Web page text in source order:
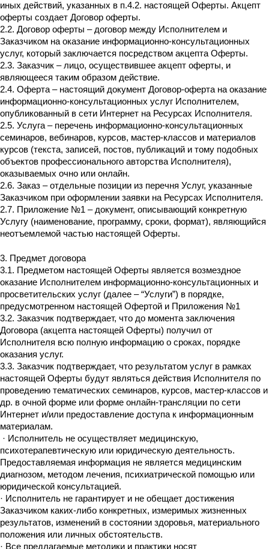
иных действий, указанных в п.4.2. настоящей Оферты. Акцепт
оферты создает Договор оферты.
2.2. Договор оферты – договор между Исполнителем и
Заказчиком на оказание информационно-консультационных
услуг, который заключается посредством акцепта Оферты.
2.3. Заказчик – лицо, осуществившее акцепт оферты, и
являющееся таким образом действие.
2.4. Оферта – настоящий документ Договор-оферта на оказание
информационно-консультационных услуг Исполнителем,
опубликованный в сети Интернет на Ресурсах Исполнителя.
2.5. Услуга – перечень информационно-консультационных
семинаров, вебинаров, курсов, мастер-классов и материалов
курсов (текста, записей, постов, публикаций и тому подобных
объектов профессионального авторства Исполнителя),
оказываемых очно или онлайн.
2.6. Заказ – отдельные позиции из перечня Услуг, указанные
Заказчиком при оформлении заявки на Ресурсах Исполнителя.
2.7. Приложение №1 – документ, описывающий конкретную
Услугу (наименование, программу, сроки, формат), являющийся
неотъемлемой частью настоящей Оферты.
3. Предмет договора
3.1. Предметом настоящей Оферты является возмездное
оказание Исполнителем информационно-консультационных и
просветительских услуг (далее – “Услуги”) в порядке,
предусмотренном настоящей Офертой и Приложения №1
3.2. Заказчик подтверждает, что до момента заключения
Договора (акцепта настоящей Оферты) получил от
Исполнителя всю полную информацию о сроках, порядке
оказания услуг.
3.3. Заказчик подтверждает, что результатом услуг в рамках
настоящей Оферты будут являться действия Исполнителя по
проведению тематических семинаров, курсов, мастер-классов и
др. в очной форме или форме онлайн-трансляции по сети
Интернет и/или предоставление доступа к информационным
материалам.
· Исполнитель не осуществляет медицинскую,
психотерапевтическую или юридическую деятельность.
Предоставляемая информация не является медицинским
диагнозом, методом лечения, психиатрической помощью или
юридической консультацией.
· Исполнитель не гарантирует и не обещает достижения
Заказчиком каких-либо конкретных, измеримых жизненных
результатов, изменений в состоянии здоровья, материального
положения или личных обстоятельств.
· Все предлагаемые методики и практики носят